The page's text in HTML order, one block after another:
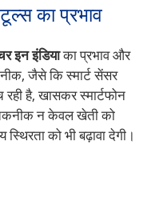
का प्रभाव
इन इंडियाका प्रभाव और
जैसे कि स्मार्ट सेंसर
है, खासकर स्मार्टफोन
न केवल खेती को
को भी बढ़ावा देगी।